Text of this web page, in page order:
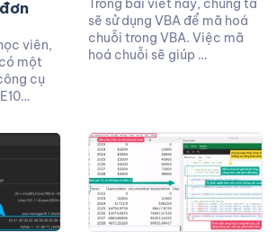
viên,
một
cụ
Trong bài viết này, chúng ta
sẽ sử dụng VBA để mã hoá
chuỗi trong VBA. Việc mã
hoá chuỗi sẽ giúp …